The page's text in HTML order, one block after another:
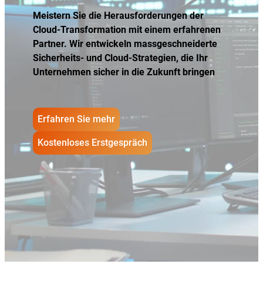
Meistern Sie die Herausforderungen der
Cloud-Transformation mit einem erfahrenen
Partner. Wir entwickeln massgeschneiderte
Sicherheits- und Cloud-Strategien, die Ihr
Unternehmen sicher in die Zukunft bringen
Erfahren Sie mehr
Kostenloses Erstgespräch